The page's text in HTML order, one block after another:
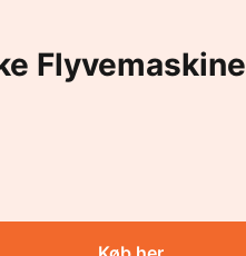
Flyvemaskine